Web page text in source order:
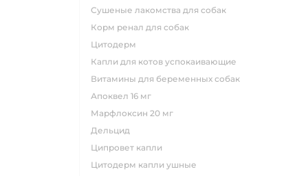
сушеные лакомства для собак
корм ренал для собак
цитодерм
капли для котов успокаивающие
витамины для беременных собак
апоквел 16 мг
марфлоксин 20 мг
дельцид
ципровет капли
цитодерм капли ушные